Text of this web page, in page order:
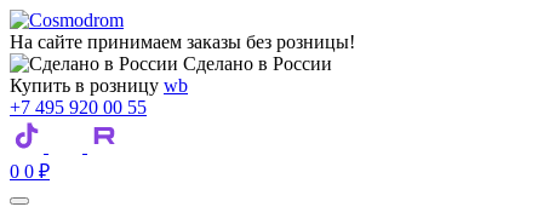
На сайте принимаем заказы без розницы!
Сделано в России
Купить в розницу wb
+7 495 920 00 55
0 0 ₽